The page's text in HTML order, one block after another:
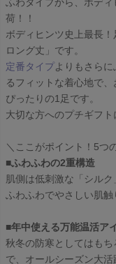
ふわタイプから、ボディ
荷！！
ボディヒンツ史上最長
ロング丈」です。
定番タイプよりもさら
るフィットな着心地で
ぴったりの1足です。
大切な方へのプチギフ
＼ここがポイント！5つ
■ふわふわの2重構造
肌側は低刺激な「シルク
ふわふわでやさしい肌触
■年中使える万能温活ア
秋冬の防寒としてはも
で、オールシーズン大活